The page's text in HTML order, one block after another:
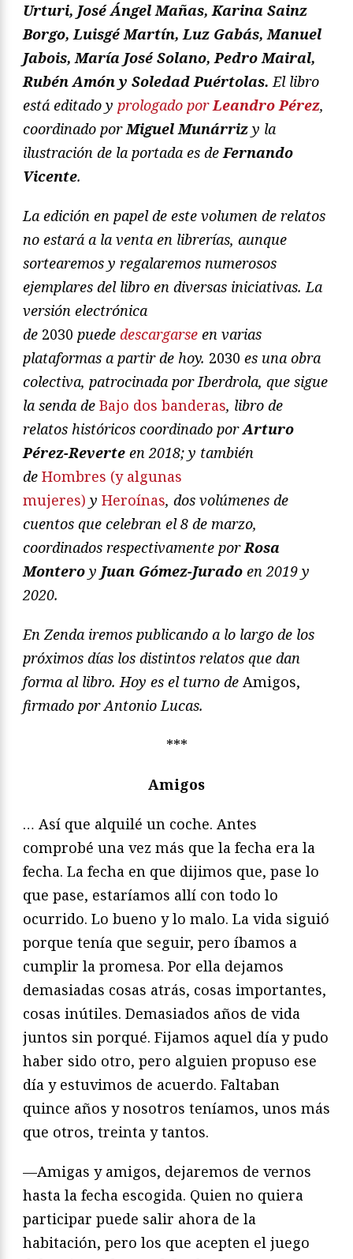
Urturi, José Ángel Mañas, Karina Sainz
Borgo, Luisgé Martín, Luz Gabás, Manuel
Jabois, María José Solano, Pedro Mairal,
Rubén Amón y Soledad Puértolas. El libro
está editado y prologado porLeandro Pérez,
coordinado porMiguel Munárriz y la
ilustración de la portada es deFernando
Vicente.
La edición en papel de este volumen de relatos
no estará a la venta en librerías, aunque
sortearemos y regalaremos numerosos
ejemplares del libro en diversas iniciativas. La
versión electrónica
de 2030 puede descargarse en varias
plataformas a partir de hoy. 2030 es una obra
colectiva, patrocinada por Iberdrola, que sigue
la senda de Bajo dos banderas, libro de
relatos históricos coordinado porArturo
Pérez-Reverte en 2018; y también
de Hombres (y algunas
mujeres) y Heroínas, dos volúmenes de
cuentos que celebran el 8 de marzo,
coordinados respectivamente porRosa
Montero y Juan Gómez-Jurado en 2019 y
2020.
En Zenda iremos publicando a lo largo de los
próximos días los distintos relatos que dan
forma al libro. Hoy es el turno de Amigos,
firmado por Antonio Lucas.
***
Amigos
… Así que alquilé un coche. Antes
comprobé una vez más que la fecha era la
fecha. La fecha en que dijimos que, pase lo
que pase, estaríamos allí con todo lo
ocurrido. Lo bueno y lo malo. La vida siguió
porque tenía que seguir, pero íbamos a
cumplir la promesa. Por ella dejamos
demasiadas cosas atrás, cosas importantes,
cosas inútiles. Demasiados años de vida
juntos sin porqué. Fijamos aquel día y pudo
haber sido otro, pero alguien propuso ese
día y estuvimos de acuerdo. Faltaban
quince años y nosotros teníamos, unos más
que otros, treinta y tantos.
—Amigas y amigos, dejaremos de vernos
hasta la fecha escogida. Quien no quiera
participar puede salir ahora de la
habitación, pero los que acepten el juego